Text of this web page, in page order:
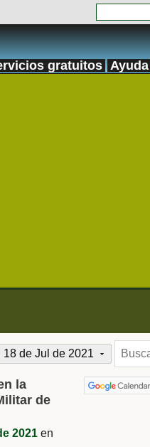
gratuitos Ayuda
18 de Jul de 2021
la
de
2021en